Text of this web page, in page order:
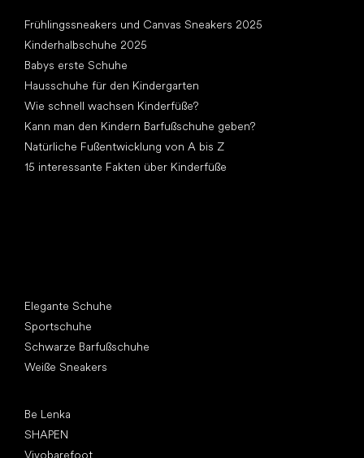
Frühlingssneakers und Canvas Sneakers 2025
Kinderhalbschuhe 2025
Babys erste Schuhe
Hausschuhe für den Kindergarten
Wie schnell wachsen Kinderfüße?
Kann man den Kindern Barfußschuhe geben?
Natürliche Fußentwicklung von A bis Z
15 interessante Fakten über Kinderfüße
Elegante Schuhe
Sportschuhe
Schwarze Barfußschuhe
Weiße Sneakers
Be Lenka
SHAPEN
Vivobarefoot